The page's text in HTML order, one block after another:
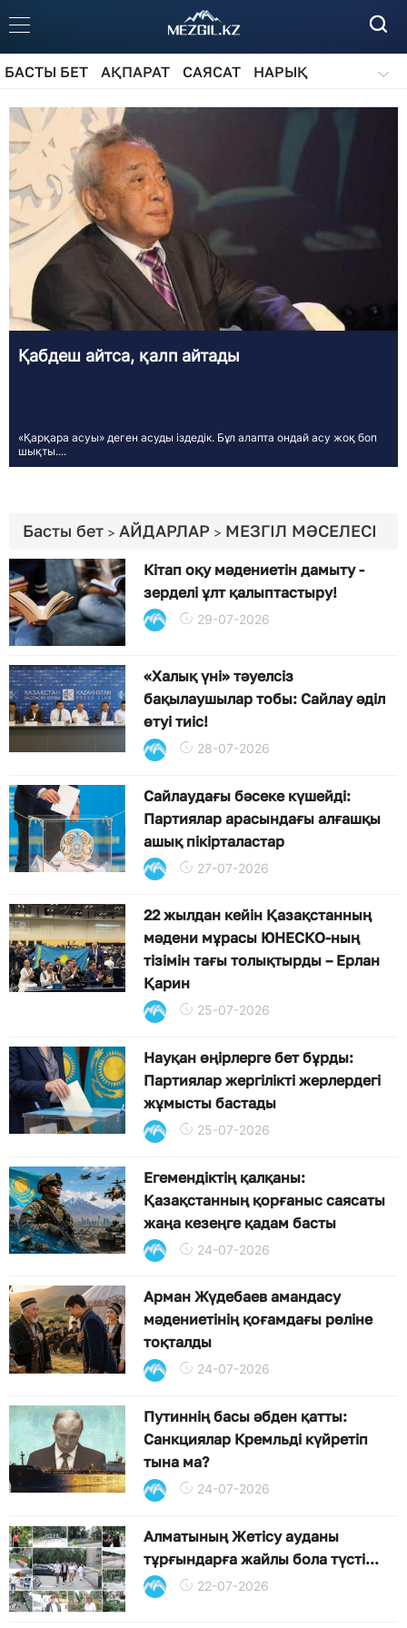
БАСТЫ БЕТ АҚПАРАТ САЯСАТ
НАРЫҚ
ҚОҒАМ
БІЛІМ АЙДАРЛАР
Қабдеш айтса, қалп айтады
«Қарқара асуы» деген асуды іздедік. Бұл алапта ондай асу жоқ боп
шықты....
Басты бет > АЙДАРЛАР > МЕЗГІЛ МӘСЕЛЕСІ
Кітап оқу мәдениетін дамыту -
зерделі ұлт қалыптастыру!
29-07-2026
«Халық үні» тәуелсіз
бақылаушылар тобы: Сайлау әділ
өтуі тиіс!
28-07-2026
Сайлаудағы бәсеке күшейді:
Партиялар арасындағы алғашқы
ашық пікірталастар
27-07-2026
22 жылдан кейін Қазақстанның
мәдени мұрасы ЮНЕСКО-ның
тізімін тағы толықтырды – Ерлан
Қарин
25-07-2026
Науқан өңірлерге бет бұрды:
Партиялар жергілікті жерлердегі
жұмысты бастады
25-07-2026
Егемендіктің қалқаны:
Қазақстанның қорғаныс саясаты
жаңа кезеңге қадам басты
24-07-2026
Арман Жүдебаев амандасу
мәдениетінің қоғамдағы рөліне
тоқталды
24-07-2026
Путиннің басы әбден қатты:
Санкциялар Кремльді күйретіп
тына ма?
24-07-2026
Алматының Жетісу ауданы
тұрғындарға жайлы бола түсті...
22-07-2026